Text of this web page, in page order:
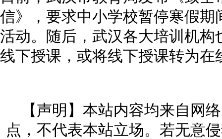
信》，要求中小学校暂停寒假
活动。随后，武汉各大培训机
线下授课，或将线下授课转为在
【声明】本站内容均来自网
点，不代表本站立场。若无意